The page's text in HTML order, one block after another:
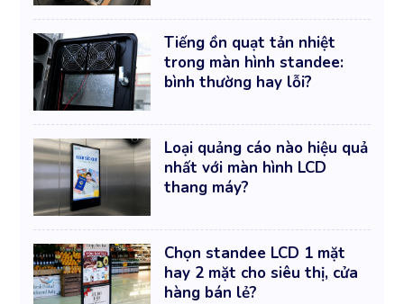
Tiếng ồn quạt tản nhiệt
trong màn hình standee:
bình thường hay lỗi?
Loại quảng cáo nào hiệu quả
nhất với màn hình LCD
thang máy?
Chọn standee LCD 1 mặt
hay 2 mặt cho siêu thị, cửa
hàng bán lẻ?